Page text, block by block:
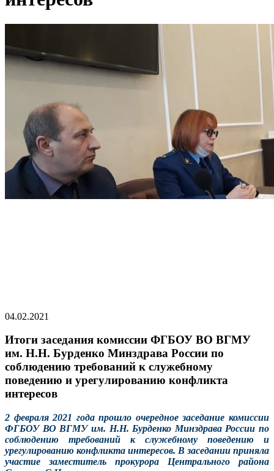
04.02.2021
Итоги заседания комиссии ФГБОУ ВО ВГМУ
им. Н.Н. Бурденко Минздрава России по
соблюдению требований к служебному
поведению и урегулированию конфликта
интересов
2 февраля 2021 года прошло очередное заседание комиссии
ФГБОУ ВО ВГМУ им. Н.Н. Бурденко Минздрава России по
соблюдению требований к служебному поведению и
урегулированию конфликта интересов. В заседании приняла
участие заместитель прокурора Центрального района